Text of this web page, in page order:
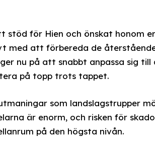
för Hien och önskat honom
med att förbereda de
nu på att snabbt anpassa sig till
på topp trots tappet.
som landslagstrupper
är enorm, och risken för
på den högsta nivån.